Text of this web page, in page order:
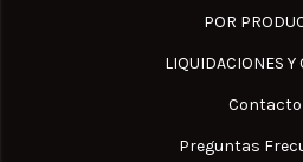
POR
LIQUIDACIONES Y
Contacto
Preguntas